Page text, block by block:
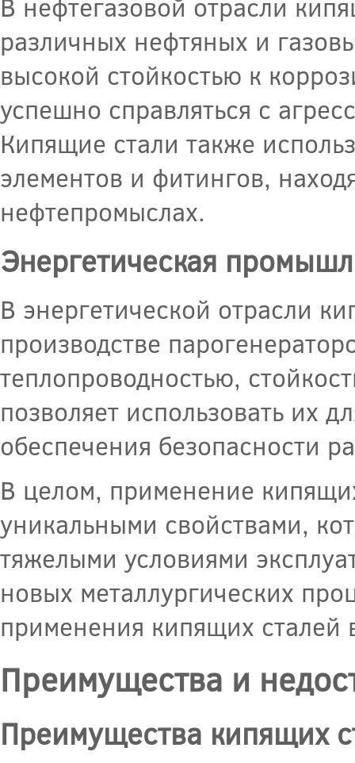
различных нефтяных и
высокой стойкостью к
успешно справляться с
Кипящие стали также
элементов и фитингов,
нефтепромыслах.
Энергетическая
В энергетической отрасли
производстве
теплопроводностью,
позволяет использовать их
обеспечения безопасности
В целом, применение
уникальными свойствами,
тяжелыми условиями
новых металлургических
применения кипящих сталей
Преимущества и
Преимущества кипящих